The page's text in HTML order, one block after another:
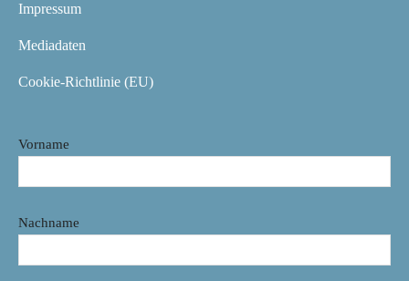
Impressum
Mediadaten
Cookie-Richtlinie (EU)
Vorname
Nachname